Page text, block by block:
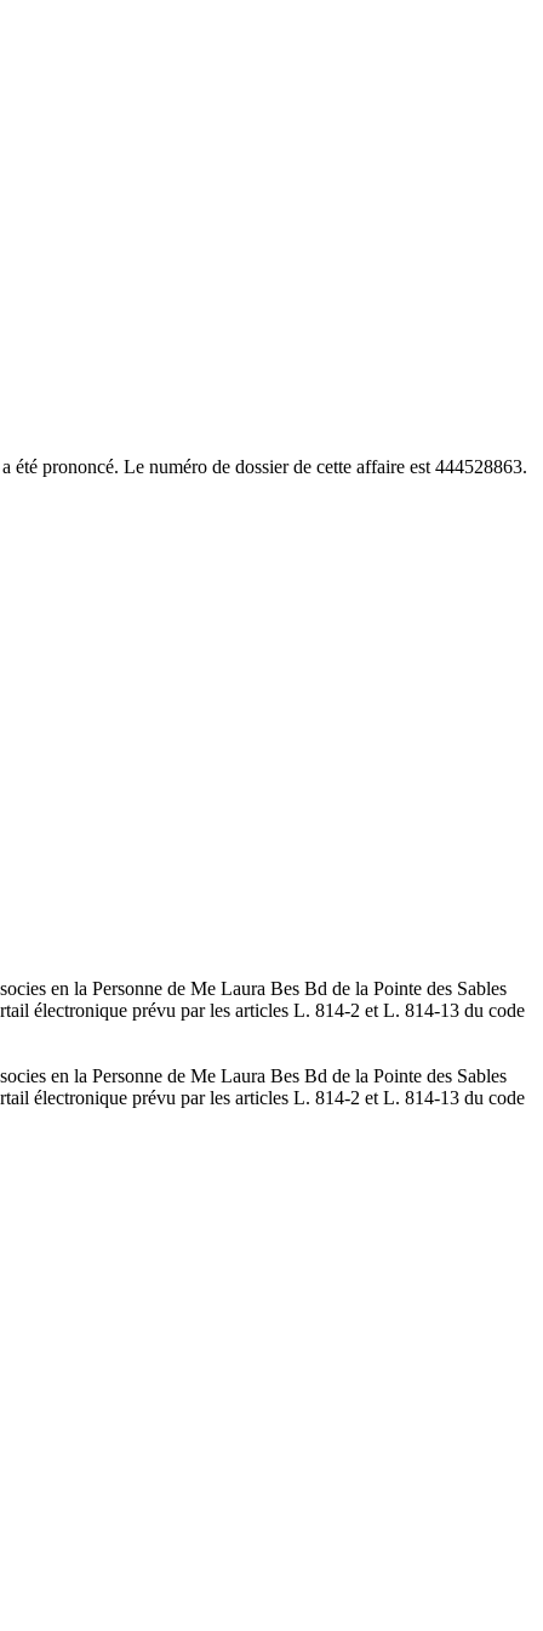
prononcé. Le numéro de dossier de cette affaire est 444528863.
en la Personne de Me Laura Bes Bd de la Pointe des Sables
électronique prévu par les articles L. 814-2 et L. 814-13 du code
en la Personne de Me Laura Bes Bd de la Pointe des Sables
électronique prévu par les articles L. 814-2 et L. 814-13 du code